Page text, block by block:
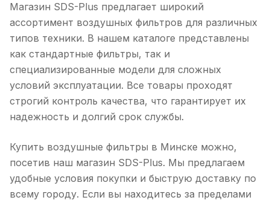
Магазин SDS-Plus предлагает широкий
ассортимент воздушных фильтров для различных
типов техники. В нашем каталоге представлены
как стандартные фильтры, так и
специализированные модели для сложных
условий эксплуатации. Все товары проходят
строгий контроль качества, что гарантирует их
надежность и долгий срок службы.
Купить воздушные фильтры в Минске можно,
посетив наш магазин SDS-Plus. Мы предлагаем
удобные условия покупки и быструю доставку по
всему городу. Если вы находитесь за пределами